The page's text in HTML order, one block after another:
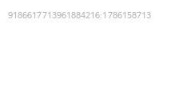
9186617713961884216:1786158713